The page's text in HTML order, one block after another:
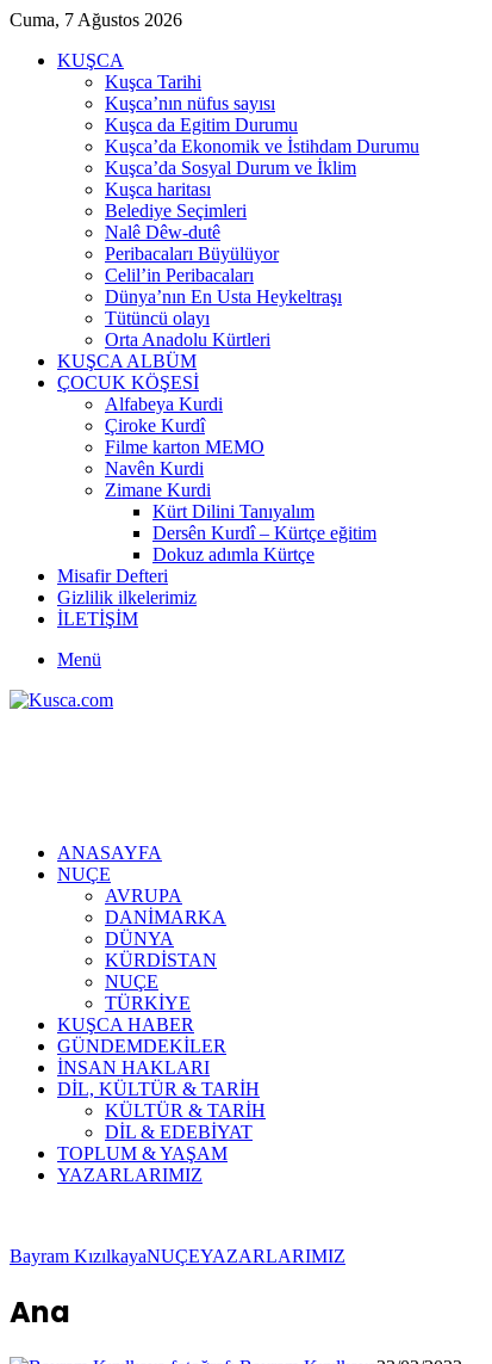
Cuma, 7 Ağustos 2026
KUŞCA
Kuşca Tarihi
Kuşca’nın nüfus sayısı
Kuşca da Egitim Durumu
Kuşca’da Ekonomik ve İstihdam Durumu
Kuşca’da Sosyal Durum ve İklim
Kuşca haritası
Belediye Seçimleri
Nalê Dêw-dutê
Peribacaları Büyülüyor
Celil’in Peribacaları
Dünya’nın En Usta Heykeltraşı
Tütüncü olayı
Orta Anadolu Kürtleri
KUŞCA ALBÜM
ÇOCUK KÖŞESİ
Alfabeya Kurdi
Çiroke Kurdî
Filme karton MEMO
Navên Kurdi
Zimane Kurdi
Kürt Dilini Tanıyalım
Dersên Kurdî – Kürtçe eğitim
Dokuz adımla Kürtçe
Misafir Defteri
Gizlilik ilkelerimiz
İLETİŞİM
Menü
ANASAYFA
NUÇE
AVRUPA
DANİMARKA
DÜNYA
KÜRDİSTAN
NUÇE
TÜRKİYE
KUŞCA HABER
GÜNDEMDEKİLER
İNSAN HAKLARI
DİL, KÜLTÜR & TARİH
KÜLTÜR & TARİH
DİL & EDEBİYAT
TOPLUM & YAŞAM
YAZARLARIMIZ
Bayram KızılkayaNUÇEYAZARLARIMIZ
Ana